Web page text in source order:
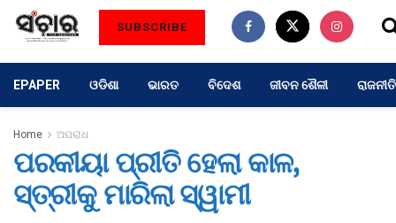
SUBSCRIBE
EPAPER ଓଡିଶା ଭାରତ ବିଦେଶ ଜୀବନ ଶୈଳୀ ରାଜନୀତି
Home ଅପରାଧ
ପରକୀୟା ପ୍ରୀତି ହେଲା କାଳ,
ସ୍ତ୍ରୀକୁ ମାରିଲା ସ୍ୱାମୀ